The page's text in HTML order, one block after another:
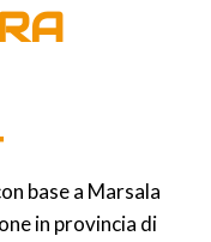
base a Marsala
in provincia di